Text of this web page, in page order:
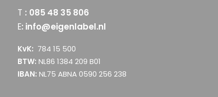
T : 085 48 35 806
E: info@eigenlabel.nl
KvK: 784 15 500
BTW: NL86 1384 209 B01
IBAN: NL75 ABNA 0590 256 238